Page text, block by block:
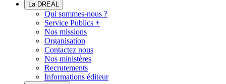
La DREAL
Qui sommes-nous ?
Service Publics +
Nos missions
Organisation
Contactez nous
Nos ministères
Recrutements
Informations éditeur